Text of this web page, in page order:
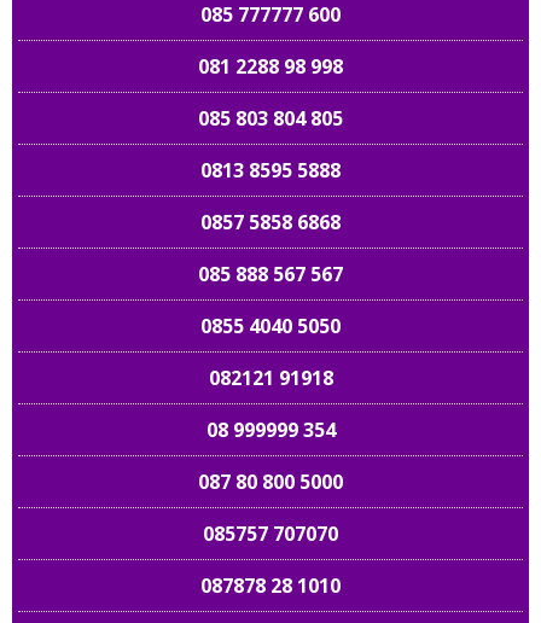
085 777777 600
081 2288 98 998
085 803 804 805
0813 8595 5888
0857 5858 6868
085 888 567 567
0855 4040 5050
082121 91918
08 999999 354
087 80 800 5000
085757 707070
087878 28 1010